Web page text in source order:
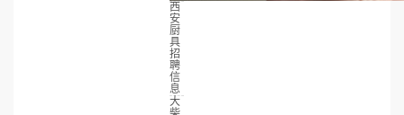
西
安
厨
具
招
聘
信
息
大